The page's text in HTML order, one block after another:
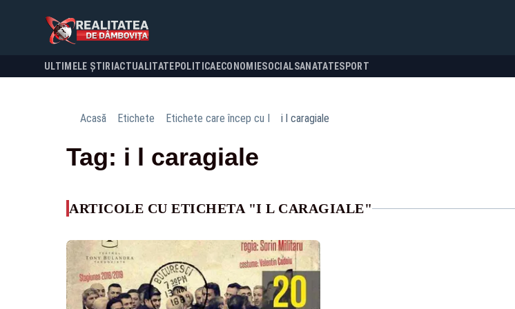
ULTIMELE ȘTIRI ACTUALITATE POLITICA ECONOMIESOCIALSANATATESPORT
Acasă Etichete Etichete care încep cu I i l caragiale
Tag: i l caragiale
ARTICOLE CU ETICHETA "I L CARAGIALE"